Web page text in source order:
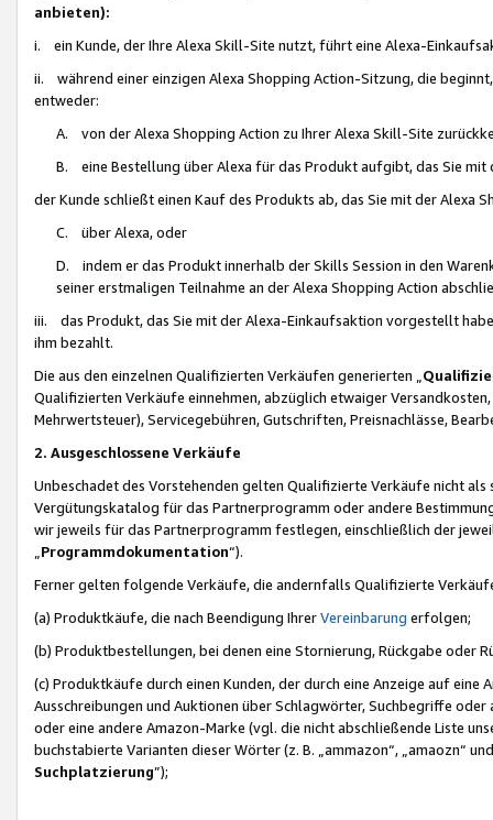
anbieten):
i. ein Kunde, der Ihre Alexa Skill-Site nutzt, führt eine Alexa-
ii. während einer einzigen Alexa Shopping Action-Sitzung, die
entweder:
A. von der Alexa Shopping Action zu Ihrer Alexa Skill-Site
B. eine Bestellung über Alexa für das Produkt aufgibt, das Sie mit
der Kunde schließt einen Kauf des Produkts ab, das Sie mit der Alexa
C. über Alexa, oder
D. indem er das Produkt innerhalb der Skills Session in den
seiner erstmaligen Teilnahme an der Alexa Shopping Action
iii. das Produkt, das Sie mit der Alexa-Einkaufsaktion vorgestellt
ihm bezahlt.
Die aus den einzelnen Qualifizierten Verkäufen generierten „
Qualifizierten Verkäufe einnehmen, abzüglich etwaiger
Mehrwertsteuer), Servicegebühren, Gutschriften, Preisnachlässe,
2. Ausgeschlossene Verkäufe
Unbeschadet des Vorstehenden gelten Qualifizierte Verkäufe nicht
Vergütungskatalog für das Partnerprogramm oder andere
wir jeweils für das Partnerprogramm festlegen, einschließlich der
Programmdokumentation“).
Ferner gelten folgende Verkäufe, die andernfalls Qualifizierte
(a) Produktkäufe, die nach Beendigung IhrerVereinbarung erfolgen;
(b) Produktbestellungen, bei denen eine Stornierung, Rückgabe oder
(c) Produktkäufe durch einen Kunden, der durch eine Anzeige auf
Ausschreibungen und Auktionen über Schlagwörter, Suchbegriffe
oder eine andere Amazon-Marke (vgl. die nicht abschließende Liste
buchstabierte Varianten dieser Wörter (z. B. „ammazon“, „amaozn“
Suchplatzierung”);